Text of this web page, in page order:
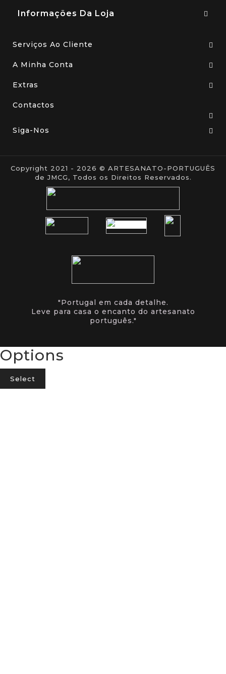
Informações Da Loja
Serviços Ao Cliente
A Minha Conta
Extras
Contactos
Siga-Nos
Copyright 2021 - 2026 © ARTESANATO-PORTUGUÊS
de JMCG, Todos os Direitos Reservados.
"Portugal em cada detalhe.
Leve para casa o encanto do artesanato
português."
Options
Select